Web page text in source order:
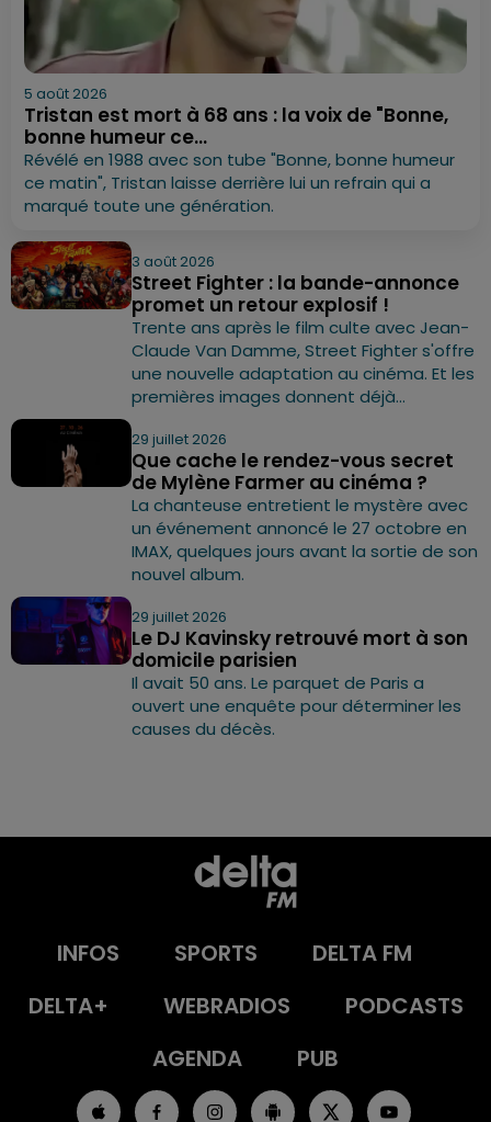
5 août 2026
Tristan est mort à 68 ans : la voix de "Bonne,
bonne humeur ce...
Révélé en 1988 avec son tube "Bonne, bonne humeur
ce matin", Tristan laisse derrière lui un refrain qui a
marqué toute une génération.
3 août 2026
Street Fighter : la bande-annonce
promet un retour explosif !
Trente ans après le film culte avec Jean-
Claude Van Damme, Street Fighter s'offre
une nouvelle adaptation au cinéma. Et les
premières images donnent déjà...
29 juillet 2026
Que cache le rendez-vous secret
de Mylène Farmer au cinéma ?
La chanteuse entretient le mystère avec
un événement annoncé le 27 octobre en
IMAX, quelques jours avant la sortie de son
nouvel album.
29 juillet 2026
Le DJ Kavinsky retrouvé mort à son
domicile parisien
Il avait 50 ans. Le parquet de Paris a
ouvert une enquête pour déterminer les
causes du décès.
INFOS SPORTS
DELTA FM
DELTA+
WEBRADIOS
PODCASTS
AGENDA
PUB